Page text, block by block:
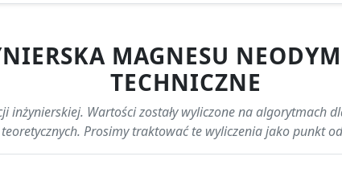
MAGNESU
TECHNICZNE
Wartości zostały wyliczone na algorytmach
Prosimy traktować te wyliczenia jako punkt